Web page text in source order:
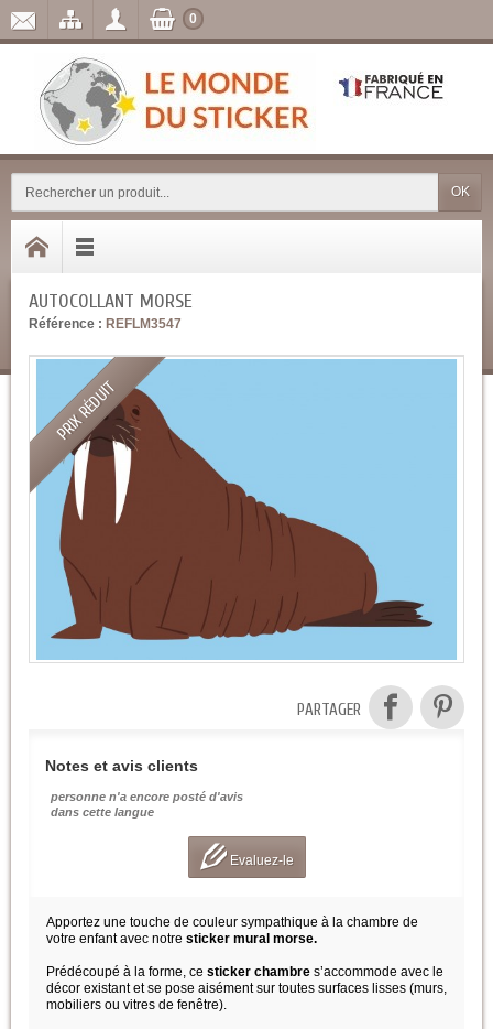
OK
0
AUTOCOLLANT MORSE
Référence : REFLM3547
PRIX RÉDUIT
PARTAGER
Notes et avis clients
personne n'a encore posté d'avis
dans cette langue
Evaluez-le
Apportez une touche de couleur sympathique à la chambre de
votre enfant avec notre sticker mural morse.
Prédécoupé à la forme, ce sticker chambre s’accommode avec le
décor existant et se pose aisément sur toutes surfaces lisses (murs,
mobiliers ou vitres de fenêtre).